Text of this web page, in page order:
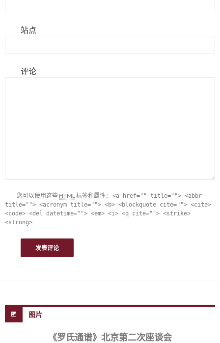
站点
评论
您可以使用这些 HTML 标签和属性： <a href="" title=""> <abbr
title=""> <acronym title=""> <b> <blockquote cite=""> <cite>
<code> <del datetime=""> <em> <i> <q cite=""> <strike>
<strong>
图片
《罗氏通谱》北京第二次座谈会